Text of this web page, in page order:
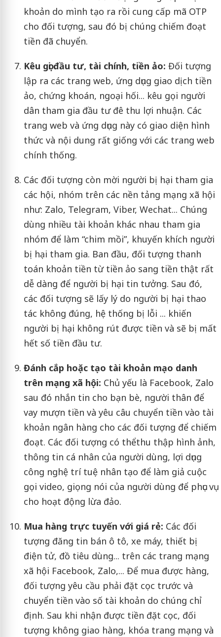
khoản do mình tạo ra rồi cung cấp mã OTP
cho đối tượng, sau đó bị chúng chiếm đoạt
tiền đã chuyển.
Kêu gọi đầu tư, tài chính, tiền ảo: Đối tượng
lập ra các trang web, ứng dụng giao dịch tiền
ảo, chứng khoán, ngoại hối... kêu gọi người
dân tham gia đầu tư đê thu lợi nhuận. Các
trang web và ứng dụng này có giao diện hình
thức và nội dung rất giống với các trang web
chính thống.
Các đối tượng còn mời người bị hại tham gia
các hội, nhóm trên các nền tảng mạng xã hội
như: Zalo, Telegram, Viber, Wechat... Chúng
dùng nhiều tài khoản khác nhau tham gia
nhóm để làm “chim mồi”, khuyến khích người
bị hại tham gia. Ban đầu, đối tượng thanh
toán khoản tiền từ tiền ảo sang tiền thật rất
dễ dàng để người bị hại tin tưởng. Sau đó,
các đối tượng sẽ lấy lý do người bị hại thao
tác không đúng, hệ thống bị lỗi ... khiến
người bị hại không rút được tiền và sẽ bị mất
hết số tiền đầu tư.
Đánh cắp hoặc tạo tài khoản mạo danh
trên mạng xã hội: Chủ yếu là Facebook, Zalo
sau đó nhắn tin cho bạn bè, người thân để
vay mượn tiền và yêu câu chuyển tiền vào tài
khoản ngân hàng cho các đối tượng để chiếm
đoạt. Các đối tượng có thểthu thập hình ảnh,
thông tin cá nhân của người dùng, lợi dụng
công nghệ trí tuệ nhân tạo để làm giả cuộc
gọi video, giọng nói của người dùng để phục vụ
cho hoạt động lừa đảo.
Mua hàng trực tuyến với giá rẻ: Các đối
tượng đăng tin bán ô tô, xe máy, thiết bị
điện tử, đồ tiêu dùng... trên các trang mạng
xã hội Facebook, Zalo,... Để mua được hàng,
đối tượng yêu cầu phải đặt cọc trước và
chuyển tiền vào số tài khoản do chúng chỉ
định. Sau khi nhận được tiền đặt cọc, đối
tượng không giao hàng, khóa trang mạng và